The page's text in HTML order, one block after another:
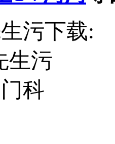
污下载: